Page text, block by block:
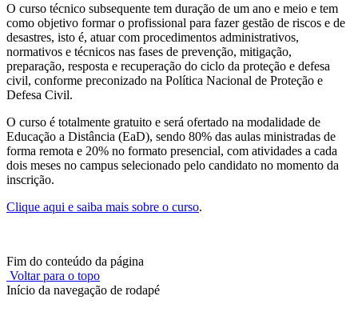
O curso técnico subsequente tem duração de um ano e meio e tem
como objetivo formar o profissional para fazer gestão de riscos e de
desastres, isto é, atuar com procedimentos administrativos,
normativos e técnicos nas fases de prevenção, mitigação,
preparação, resposta e recuperação do ciclo da proteção e defesa
civil, conforme preconizado na Política Nacional de Proteção e
Defesa Civil.
O curso é totalmente gratuito e será ofertado na modalidade de
Educação a Distância (EaD), sendo 80% das aulas ministradas de
forma remota e 20% no formato presencial, com atividades a cada
dois meses no campus selecionado pelo candidato no momento da
inscrição.
Clique aqui e saiba mais sobre o curso.
Fim do conteúdo da página
Voltar para o topo
Início da navegação de rodapé